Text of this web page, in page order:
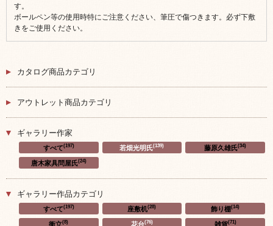
す。
ボールペン等の使用時特にご注意ください、筆圧で傷つきます。必ず下敷
きをご使用ください。
カタログ商品カテゴリ
アウトレット商品カテゴリ
ギャラリー作家
すべて(197) 若畑光明氏(139) 藤原久雄氏(34)
唐木家具問屋氏(24)
ギャラリー作品カテゴリ
すべて(197) 座敷机(28) 飾り棚(14)
衝立(8) 花台(76) 雑貨(71)